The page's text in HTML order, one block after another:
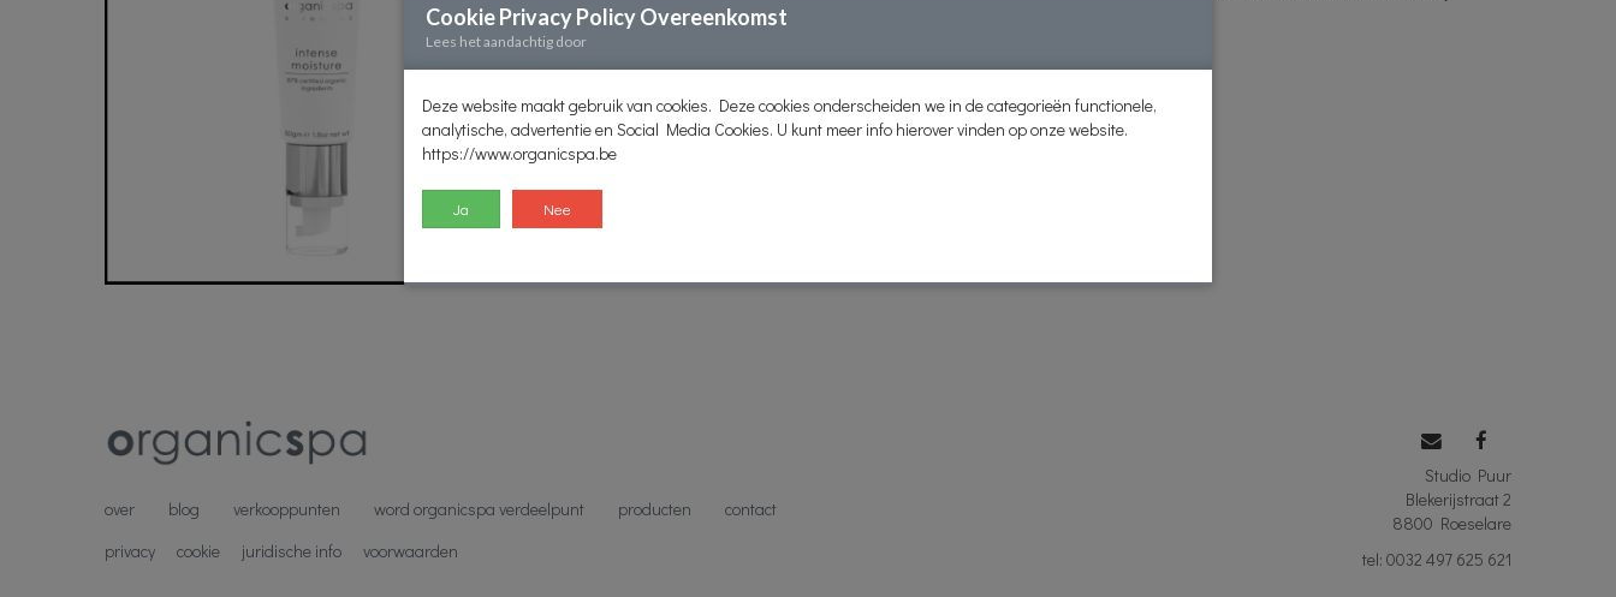
hydratie en vitaliteit worden hersteld.
over blog verkooppunten word organicspa verdeelpunt producten
contact
privacy
cookie juridische info voorwaarden
Studio Puur
Blekerijstraat 2
8800 Roeselare
tel: 0032 497 625 621
Cookie Privacy Policy Overeenkomst
Lees het aandachtig door
Deze website maakt gebruik van cookies. Deze cookies onderscheiden we in de categorieën functionele,
analytische, advertentie en Social Media Cookies. U kunt meer info hierover vinden op onze website.
https://www.organicspa.be
Ja Nee